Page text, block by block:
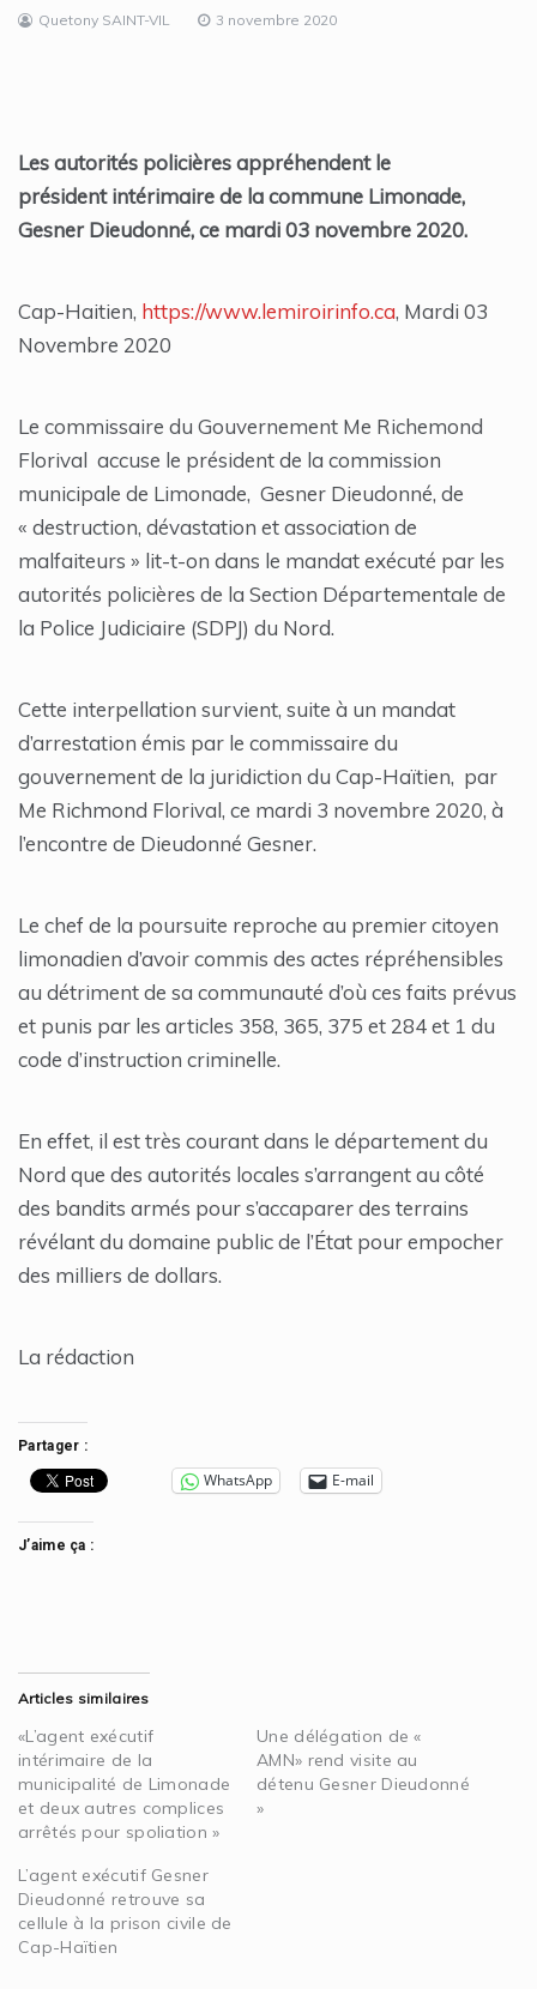
Quetony SAINT-VIL 3 novembre 2020
Les autorités policières appréhendent le
président intérimaire de la commune Limonade,
Gesner Dieudonné, ce mardi 03 novembre 2020.
Cap-Haitien, https://www.lemiroirinfo.ca, Mardi 03
Novembre 2020
Le commissaire du Gouvernement Me Richemond
Florival accuse le président de la commission
municipale de Limonade, Gesner Dieudonné, de
« destruction, dévastation et association de
malfaiteurs » lit-t-on dans le mandat exécuté par les
autorités policières de la Section Départementale de
la Police Judiciaire (SDPJ) du Nord.
Cette interpellation survient, suite à un mandat
d’arrestation émis par le commissaire du
gouvernement de la juridiction du Cap-Haïtien, par
Me Richmond Florival, ce mardi 3 novembre 2020, à
l’encontre de Dieudonné Gesner.
Le chef de la poursuite reproche au premier citoyen
limonadien d’avoir commis des actes répréhensibles
au détriment de sa communauté d’où ces faits prévus
et punis par les articles 358, 365, 375 et 284 et 1 du
code d’instruction criminelle.
En effet, il est très courant dans le département du
Nord que des autorités locales s’arrangent au côté
des bandits armés pour s’accaparer des terrains
révélant du domaine public de l’État pour empocher
des milliers de dollars.
La rédaction
Partager :
WhatsApp E-mail
J’aime ça :
Articles similaires
«L’agent exécutif
intérimaire de la
municipalité de Limonade
et deux autres complices
arrêtés pour spoliation »
Une délégation de «
AMN» rend visite au
détenu Gesner Dieudonné
»
L’agent exécutif Gesner
Dieudonné retrouve sa
cellule à la prison civile de
Cap-Haïtien